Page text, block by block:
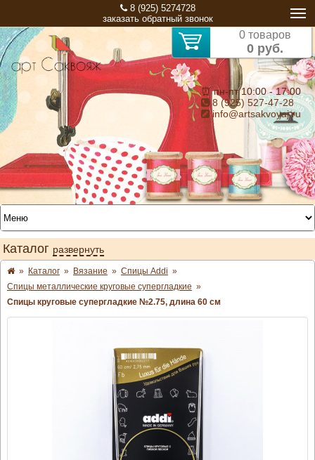
8 (925) 5274728
заказать обратный звонок
0 товаров
0 руб.
⏰ пн-пт 10:00 - 17:00
8 (925) 527-47-28
info@artsakvoyaj.ru
Каталог развернуть
» Каталог » Вязание » Спицы Addi »
Спицы металлические круговые супергладкие »
Спицы круговые супергладкие №2.75, длина 60 см